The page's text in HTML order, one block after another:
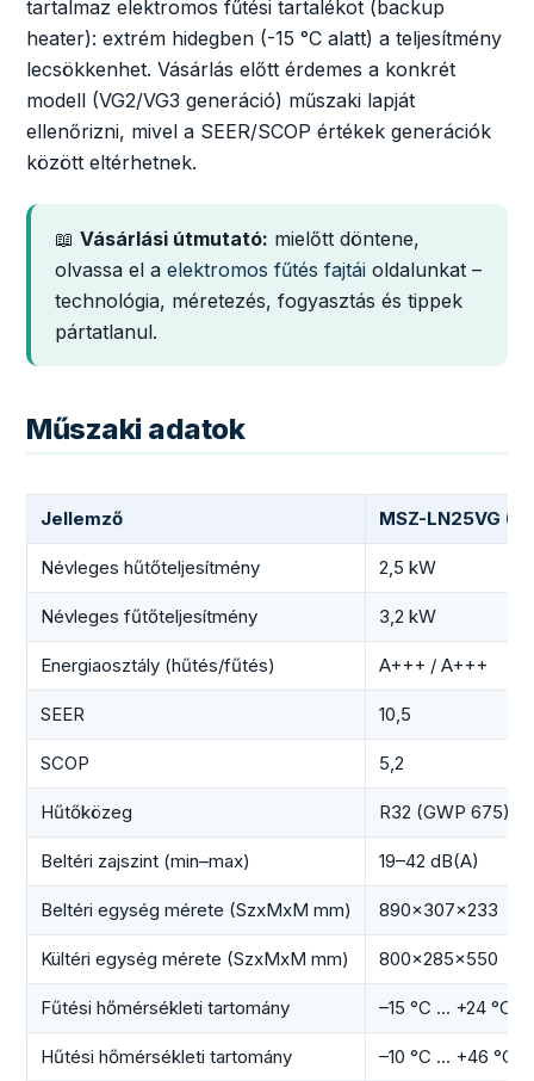
tartalmaz elektromos fűtési tartalékot (backup
heater): extrém hidegben (-15 °C alatt) a teljesítmény
lecsökkenhet. Vásárlás előtt érdemes a konkrét
modell (VG2/VG3 generáció) műszaki lapját
ellenőrizni, mivel a SEER/SCOP értékek generációk
között eltérhetnek.
📖 Vásárlási útmutató: mielőtt döntene,
olvassa el a elektromos fűtés fajtái oldalunkat –
technológia, méretezés, fogyasztás és tippek
pártatlanul.
Műszaki adatok
Jellemző MSZ-LN25VG
Névleges hűtőteljesítmény 2,5 kW
Névleges fűtőteljesítmény 3,2 kW
Energiaosztály (hűtés/fűtés) A+++ / A+++
SEER 10,5
SCOP 5,2
Hűtőközeg R32 (GWP 675)
Beltéri zajszint (min–max) 19–42 dB(A)
Beltéri egység mérete (SzxMxM mm) 890×307×233
Kültéri egység mérete (SzxMxM mm) 800×285×550
Fűtési hőmérsékleti tartomány –15 °C ... +24 °C
Hűtési hőmérsékleti tartomány –10 °C ... +46 °C